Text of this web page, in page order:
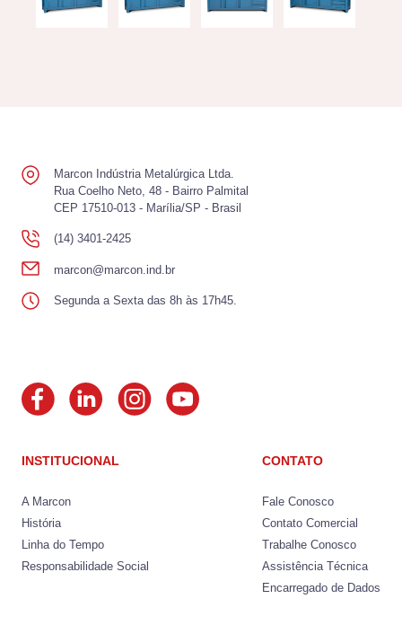
Marcon Indústria Metalúrgica Ltda.
Rua Coelho Neto, 48 - Bairro Palmital
CEP 17510-013 - Marília/SP - Brasil
(14) 3401-2425
marcon@marcon.ind.br
Segunda a Sexta das 8h às 17h45.
INSTITUCIONAL
A Marcon
História
Linha do Tempo
Responsabilidade Social
CONTATO
Fale Conosco
Contato Comercial
Trabalhe Conosco
Assistência Técnica
Encarregado de Dados